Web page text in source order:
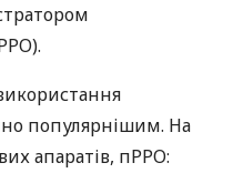
популярнішим. На
апаратів, пРРО: